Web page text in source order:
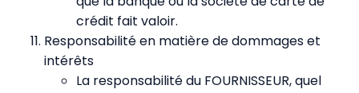
crédit fait valoir.
Responsabilité en matière de dommages et
intérêts
La responsabilité du FOURNISSEUR, quel